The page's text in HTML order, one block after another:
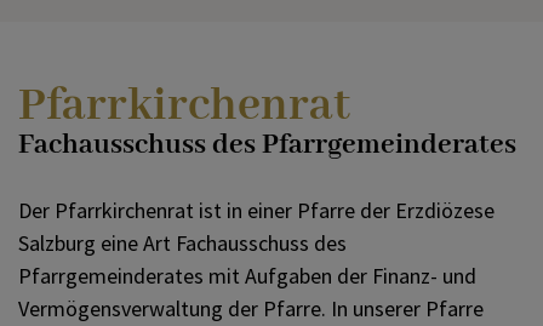
ÜBER DIE PFARRE
GOTTESDIENSTORDNUNG
Ministranten
Katholische Jungschar
Pfarrkirchenrat
Fachausschuss des Pfarrgemeinderates
Der Pfarrkirchenrat ist in einer Pfarre der Erzdiözese
Salzburg eine Art Fachausschuss des
Pfarrgemeinderates mit Aufgaben der Finanz- und
Vermögensverwaltung der Pfarre. In unserer Pfarre